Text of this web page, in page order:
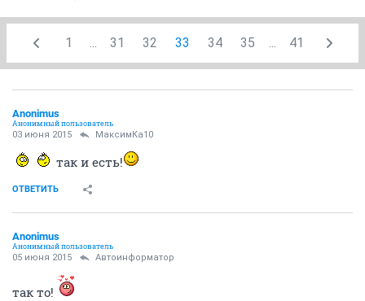
1 31 32 33 34 35 41
Anоnimus
Анонимный пользователь
03 июня 2015 МаксимКа10
так и есть!
ОТВЕТИТЬ
Anоnimus
Анонимный пользователь
05 июня 2015 Автоинформатор
так то!